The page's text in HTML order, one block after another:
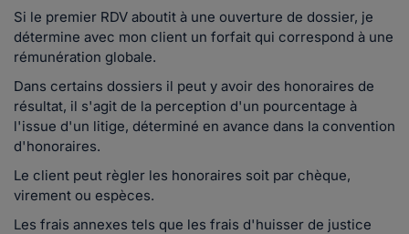
Si le premier RDV aboutit à une ouverture de dossier, je
détermine avec mon client un forfait qui correspond à une
rémunération globale.
Dans certains dossiers il peut y avoir des honoraires de
résultat, il s'agit de la perception d'un pourcentage à
l'issue d'un litige, déterminé en avance dans la convention
d'honoraires.
Le client peut règler les honoraires soit par chèque,
virement ou espèces.
Les frais annexes tels que les frais d'huisser de justice